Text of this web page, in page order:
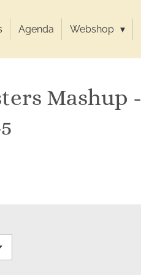
Agenda Webshop
Mashup -